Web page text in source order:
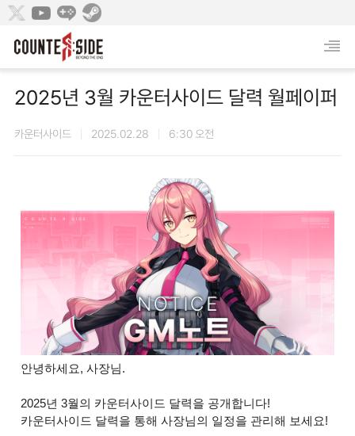
2025년 3월 카운터사이드 달력 월페이퍼
카운터사이드 2025.02.28 6:30 오전
안녕하세요, 사장님.
2025년 3월의 카운터사이드 달력을 공개합니다!
카운터사이드 달력을 통해 사장님의 일정을 관리해 보세요!